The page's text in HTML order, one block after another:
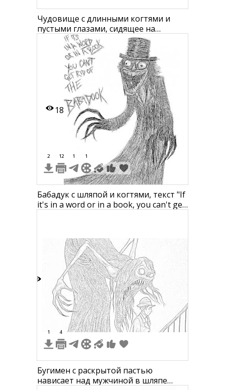
Чудовище с длинными когтями и
пустыми глазами, сидящее на
корточках
18
2 12 1 1
Бабадук с шляпой и когтями, текст "If
it's in a word or in a book, you can't get
1 4
Бугимен с раскрытой пастью
нависает над мужчиной в шляпе